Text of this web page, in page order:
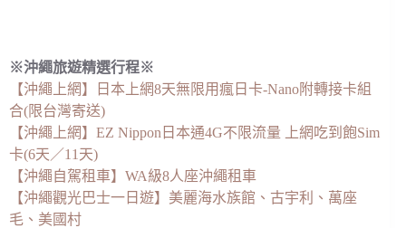
※沖繩旅遊精選行程※
【沖繩上網】日本上網8天無限用瘋日卡-Nano附轉接卡組
合(限台灣寄送)
【沖繩上網】EZ Nippon日本通4G不限流量 上網吃到飽Sim
卡(6天／11天)
【沖繩自駕租車】WA級8人座沖繩租車
【沖繩觀光巴士一日遊】美麗海水族館、古宇利、萬座
毛、美國村